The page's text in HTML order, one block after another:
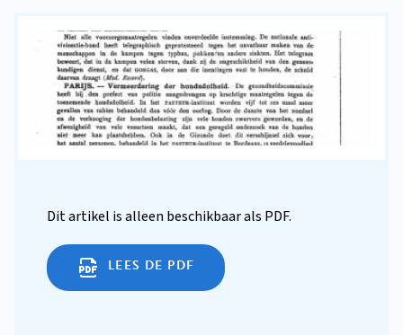
Dit artikel is alleen beschikbaar als PDF.
LEES DE PDF